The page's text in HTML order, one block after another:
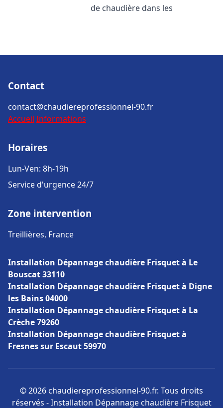
de chaudière dans les
Contact
contact@chaudiereprofessionnel-90.fr
Accueil Informations
Horaires
Lun-Ven: 8h-19h
Service d'urgence 24/7
Zone intervention
Treillières, France
Installation Dépannage chaudière Frisquet à Le
Bouscat 33110
Installation Dépannage chaudière Frisquet à Digne
les Bains 04000
Installation Dépannage chaudière Frisquet à La
Crèche 79260
Installation Dépannage chaudière Frisquet à
Fresnes sur Escaut 59970
© 2026 chaudiereprofessionnel-90.fr. Tous droits
réservés - Installation Dépannage chaudière Frisquet